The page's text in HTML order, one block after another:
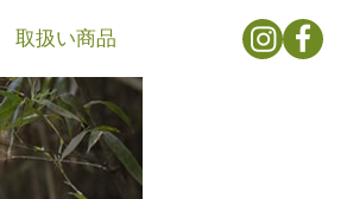
取扱い商品